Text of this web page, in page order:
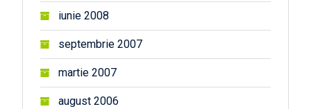
iunie 2008
septembrie 2007
martie 2007
august 2006